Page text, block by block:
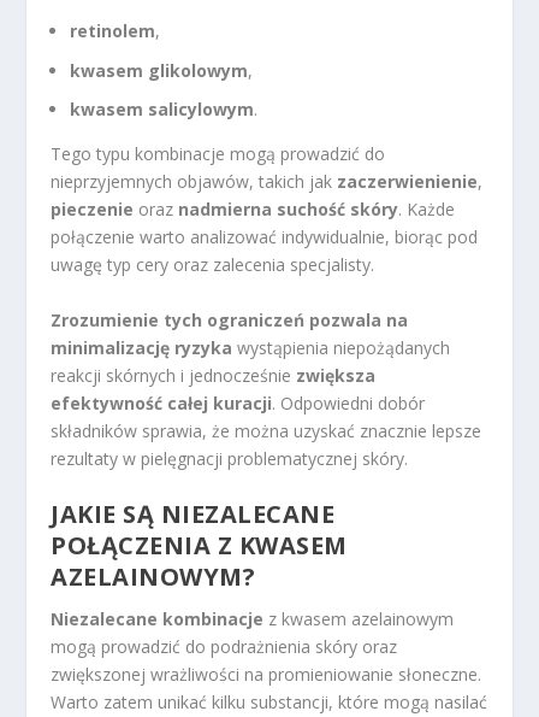
retinolem,
kwasem glikolowym,
kwasem salicylowym.
Tego typu kombinacje mogą prowadzić do
nieprzyjemnych objawów, takich jak zaczerwienienie,
pieczenie oraz nadmierna suchość skóry. Każde
połączenie warto analizować indywidualnie, biorąc pod
uwagę typ cery oraz zalecenia specjalisty.
Zrozumienie tych ograniczeń pozwala na
minimalizację ryzyka wystąpienia niepożądanych
reakcji skórnych i jednocześnie zwiększa
efektywność całej kuracji. Odpowiedni dobór
składników sprawia, że można uzyskać znacznie lepsze
rezultaty w pielęgnacji problematycznej skóry.
JAKIE SĄ NIEZALECANE
POŁĄCZENIA Z KWASEM
AZELAINOWYM?
Niezalecane kombinacje z kwasem azelainowym
mogą prowadzić do podrażnienia skóry oraz
zwiększonej wrażliwości na promieniowanie słoneczne.
Warto zatem unikać kilku substancji, które mogą nasilać